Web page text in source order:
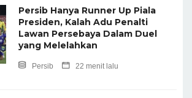
Persib Hanya Runner Up Piala
Presiden, Kalah Adu Penalti
Lawan Persebaya Dalam Duel
yang Melelahkan
Persib 22 menit lalu